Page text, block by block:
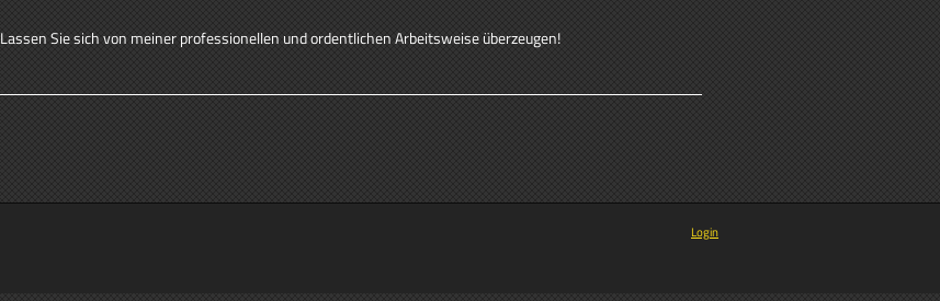
Lassen Sie sich von meiner professionellen und ordentlichen Arbeitsweise überzeugen!
Login